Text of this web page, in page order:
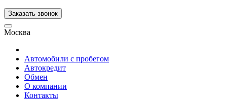
Заказать звонок
Москва
Автомобили с пробегом
Автокредит
Обмен
О компании
Контакты